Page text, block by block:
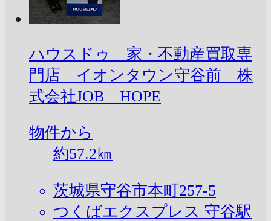
ハウスドゥ 家・不動産買取専
門店 イオンタウン守谷前 株
式会社JOB HOPE
物件から
約57.2㎞
茨城県守谷市本町257-5
つくばエクスプレス 守谷駅